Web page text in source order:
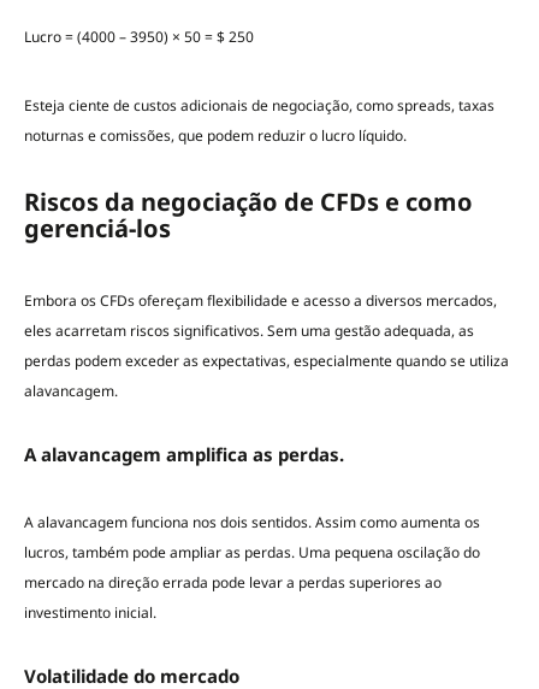
Lucro = (4000 – 3950) × 50 = $ 250
Esteja ciente de custos adicionais de negociação, como spreads, taxas
noturnas e comissões, que podem reduzir o lucro líquido.
Riscos da negociação de CFDs e como
gerenciá-los
Embora os CFDs ofereçam flexibilidade e acesso a diversos mercados,
eles acarretam riscos significativos. Sem uma gestão adequada, as
perdas podem exceder as expectativas, especialmente quando se utiliza
alavancagem.
A alavancagem amplifica as perdas.
A alavancagem funciona nos dois sentidos. Assim como aumenta os
lucros, também pode ampliar as perdas. Uma pequena oscilação do
mercado na direção errada pode levar a perdas superiores ao
investimento inicial.
Volatilidade do mercado